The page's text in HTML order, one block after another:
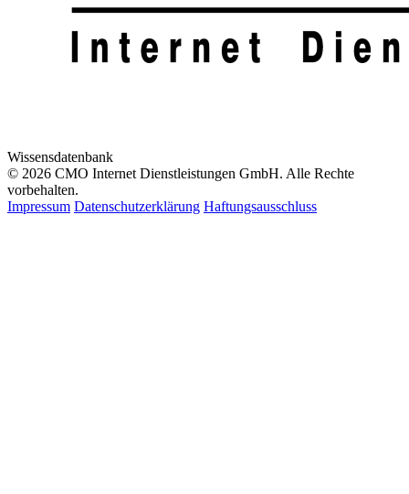
Wissensdatenbank
© 2026 CMO Internet Dienstleistungen GmbH. Alle Rechte
vorbehalten.
Impressum Datenschutzerklärung Haftungsausschluss